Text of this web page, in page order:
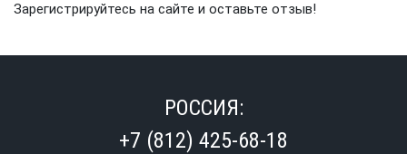
Зарегистрируйтесь на сайте и оставьте отзыв!
РОССИЯ:
+7 (812) 425-68-18